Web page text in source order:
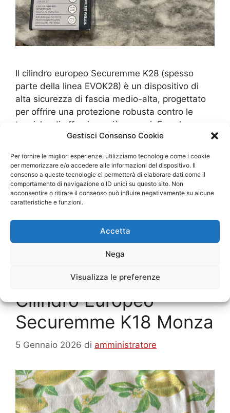
Gestisci Consenso Cookie
Per fornire le migliori esperienze, utilizziamo tecnologie come i cookie
per memorizzare e/o accedere alle informazioni del dispositivo. Il
consenso a queste tecnologie ci permetterà di elaborare dati come il
comportamento di navigazione o ID unici su questo sito. Non
acconsentire o ritirare il consenso può influire negativamente su alcune
caratteristiche e funzioni.
Accetta
Nega
Visualizza le preferenze
Il cilindro europeo Securemme K28 (spesso
parte della linea EVOK28) è un dispositivo di
alta sicurezza di fascia medio-alta, progettato
per offrire una protezione robusta contro le
tecniche di effrazione più comuni. Ecco le
caratteristiche tecniche principali: 1. Sicurezza e
Specifiche Tecniche
Categorie
Blog
Sostituzione Cilindro Europeo Monza
Sostituzione Serratura Monza
Cilindro Europeo
Securemme K18 Monza
5 Gennaio 2026 di amministratore